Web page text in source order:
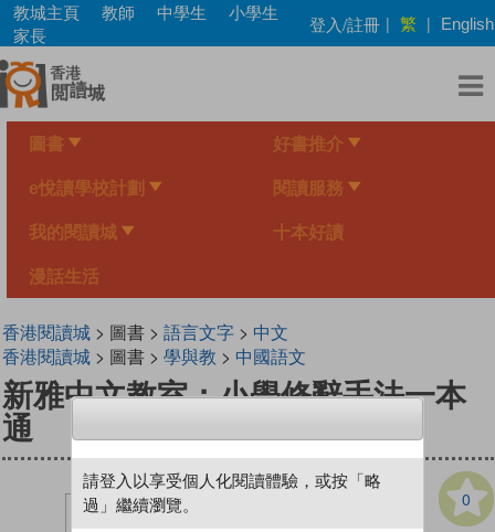
Skip
main
content
教城主頁 教師 中學生
小學生
家長
登入/註冊 | 繁 | English
圖書 好書推介
e悅讀學校計劃 閱讀服務
我的閱讀城 十本好讀
漫話生活
香港閱讀城> 圖書 > 語言文字> 中文
香港閱讀城> 圖書 > 學與教 > 中國語文
新雅中文教室：小學修辭手法一本
通
0
請登入以享受個人化閱讀體驗，或按「略
過」繼續瀏覽。